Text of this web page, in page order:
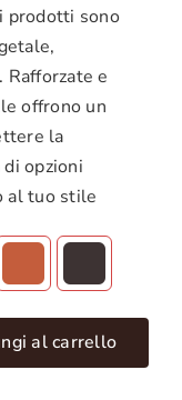
prodotti sono
e
offrono un
la
opzioni
al tuo stile
al carrello